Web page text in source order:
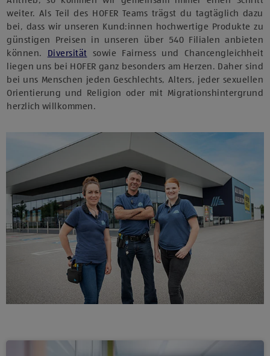
weiter. Als Teil des HOFER Teams trägst du tagtäglich dazu
bei, dass wir unseren Kund:innen hochwertige Produkte zu
günstigen Preisen in unseren über 540 Filialen anbieten
können. Diversität sowie Fairness und Chancengleichheit
liegen uns bei HOFER ganz besonders am Herzen. Daher sind
bei uns Menschen jeden Geschlechts, Alters, jeder sexuellen
Orientierung und Religion oder mit Migrationshintergrund
herzlich willkommen.